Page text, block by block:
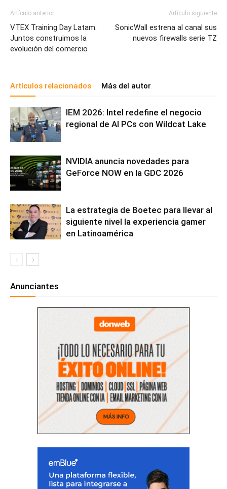
Artículo anterior
VTEX Training Day Latam:
Juntos construimos la
evolución del comercio
Artículo siguiente
SonicWall estrena al canal sus
nuevos firewalls serie TZ
Artículos relacionados Más del autor
IEM 2026: Intel redefine el negocio
regional de AI PCs con Wildcat Lake
NVIDIA anuncia novedades para
GeForce NOW en la GDC 2026
La estrategia de Boetec para llevar al
siguiente nivel la experiencia gamer
en Latinoamérica
Anunciantes